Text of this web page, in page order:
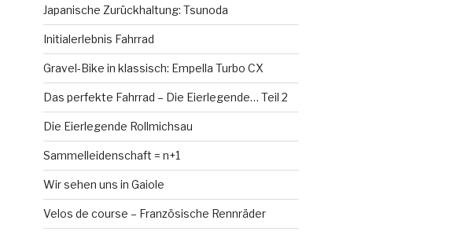
Japanische Zurückhaltung: Tsunoda
Initialerlebnis Fahrrad
Gravel-Bike in klassisch: Empella Turbo CX
Das perfekte Fahrrad – Die Eierlegende… Teil 2
Die Eierlegende Rollmichsau
Sammelleidenschaft = n+1
Wir sehen uns in Gaiole
Velos de course – Französische Rennräder